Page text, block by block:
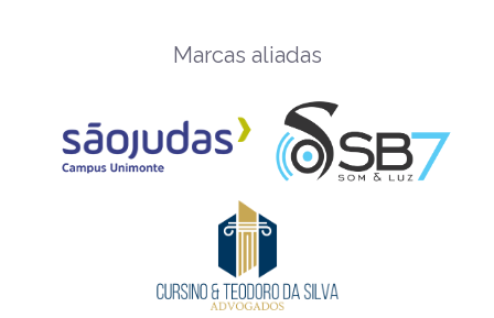
Marcas aliadas